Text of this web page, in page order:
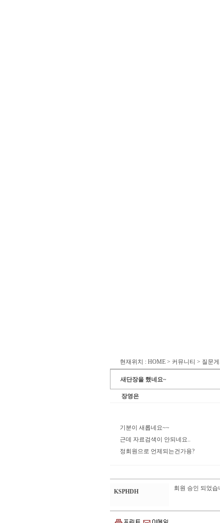
현재위치 : HOME > 커뮤니티 > 질문
새단장을 했네요~
장영은
기분이 새롭네요~~
근데 자료검색이 안되네요..
정회원으로 언제되는건가용?
KSPHDH 회원 승인 되었습